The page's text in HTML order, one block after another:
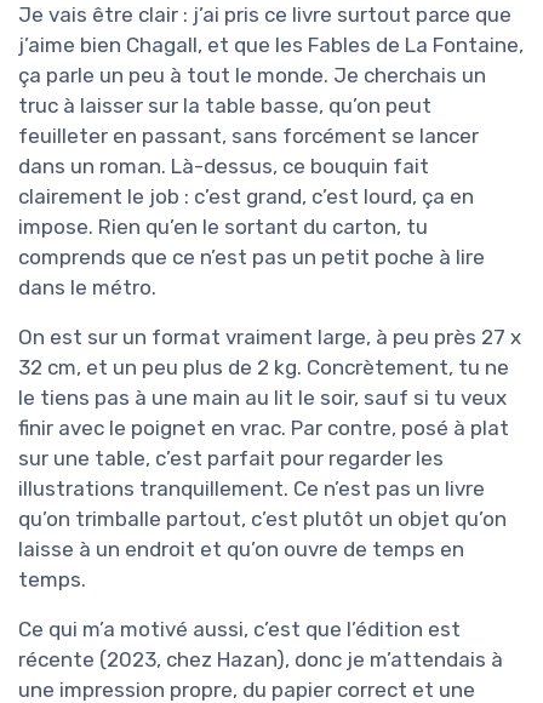
Je vais être clair : j’ai pris ce livre surtout parce que
j’aime bien Chagall, et que les Fables de La Fontaine,
ça parle un peu à tout le monde. Je cherchais un
truc à laisser sur la table basse, qu’on peut
feuilleter en passant, sans forcément se lancer
dans un roman. Là-dessus, ce bouquin fait
clairement le job : c’est grand, c’est lourd, ça en
impose. Rien qu’en le sortant du carton, tu
comprends que ce n’est pas un petit poche à lire
dans le métro.
On est sur un format vraiment large, à peu près 27 x
32 cm, et un peu plus de 2 kg. Concrètement, tu ne
le tiens pas à une main au lit le soir, sauf si tu veux
finir avec le poignet en vrac. Par contre, posé à plat
sur une table, c’est parfait pour regarder les
illustrations tranquillement. Ce n’est pas un livre
qu’on trimballe partout, c’est plutôt un objet qu’on
laisse à un endroit et qu’on ouvre de temps en
temps.
Ce qui m’a motivé aussi, c’est que l’édition est
récente (2023, chez Hazan), donc je m’attendais à
une impression propre, du papier correct et une